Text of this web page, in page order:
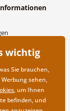
wichtig
Sie brauchen,
sehen,
, um Ihnen
befinden, und